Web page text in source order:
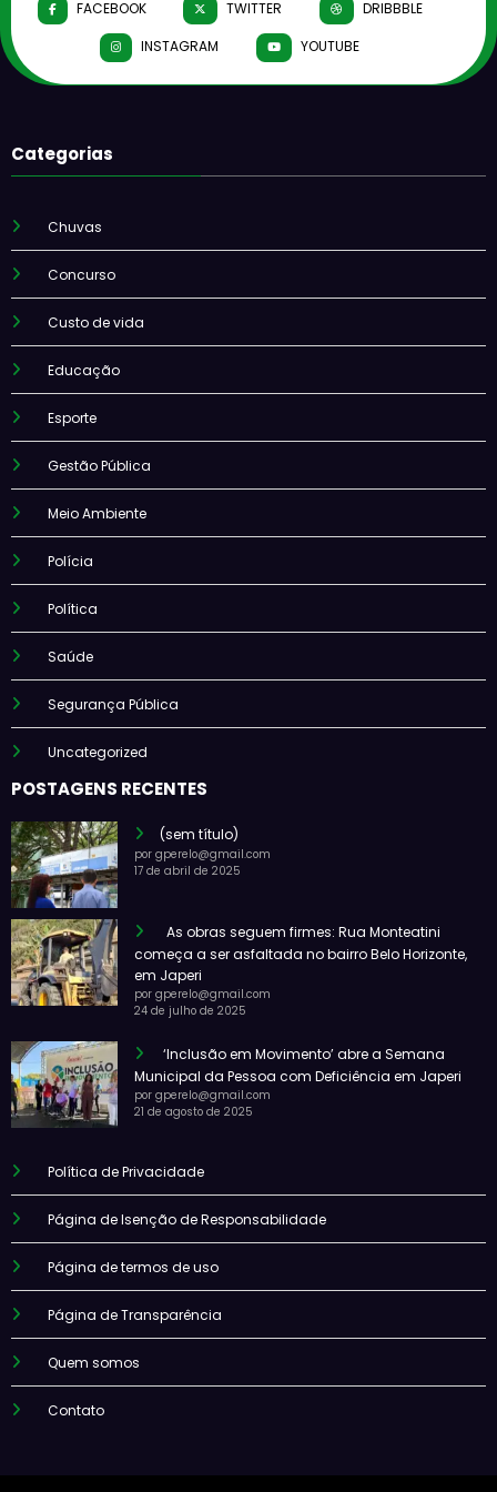
FACEBOOK TWITTER
DRIBBBLE
INSTAGRAM
YOUTUBE
Categorias
Chuvas
Concurso
Custo de vida
Educação
Esporte
Gestão Pública
Meio Ambiente
Polícia
Política
Saúde
Segurança Pública
Uncategorized
POSTAGENS RECENTES
(sem título)
por gperelo@gmail.com
17 de abril de 2025
As obras seguem firmes: Rua Monteatini
começa a ser asfaltada no bairro Belo Horizonte,
em Japeri
por gperelo@gmail.com
24 de julho de 2025
‘Inclusão em Movimento’ abre a Semana
Municipal da Pessoa com Deficiência em Japeri
por gperelo@gmail.com
21 de agosto de 2025
Política de Privacidade
Página de Isenção de Responsabilidade
Página de termos de uso
Página de Transparência
Quem somos
Contato